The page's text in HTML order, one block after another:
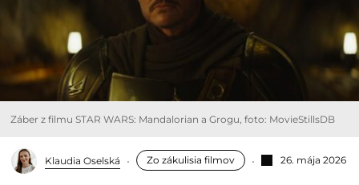
Záber z filmu STAR WARS: Mandalorian a Grogu, foto: MovieStillsDB
Klaudia Oselská Zo zákulisia filmov 26. mája 2026